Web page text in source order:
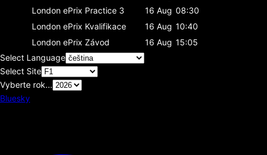
London ePrix Practice 3 16 Aug 08:30
London ePrix Kvalifikace 16 Aug 10:40
London ePrix Závod 16 Aug 15:05
Select Language
Select Site
Vyberte rok...
Bluesky